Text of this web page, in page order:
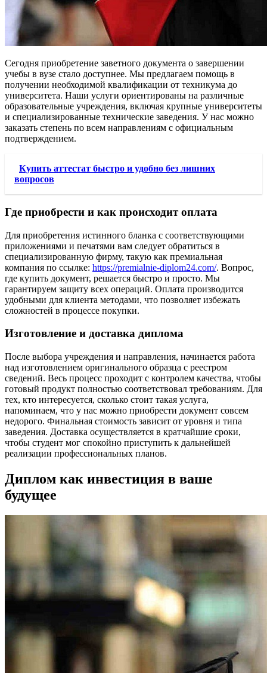
Сегодня приобретение заветного документа о завершении
учебы в вузе стало доступнее. Мы предлагаем помощь в
получении необходимой квалификации от техникума до
университета. Наши услуги ориентированы на различные
образовательные учреждения, включая крупные университеты
и специализированные технические заведения. У нас можно
заказать степень по всем направлениям с официальным
подтверждением.
Купить аттестат быстро и удобно без лишних
вопросов
Где приобрести и как происходит оплата
Для приобретения истинного бланка с соответствующими
приложениями и печатями вам следует обратиться в
специализированную фирму, такую как премиальная
компания по ссылке: https://premialnie-diplom24.com/. Вопрос,
где купить документ, решается быстро и просто. Мы
гарантируем защиту всех операций. Оплата производится
удобными для клиента методами, что позволяет избежать
сложностей в процессе покупки.
Изготовление и доставка диплома
После выбора учреждения и направления, начинается работа
над изготовлением оригинального образца с реестром
сведений. Весь процесс проходит с контролем качества, чтобы
готовый продукт полностью соответствовал требованиям. Для
тех, кто интересуется, сколько стоит такая услуга,
напоминаем, что у нас можно приобрести документ совсем
недорого. Финальная стоимость зависит от уровня и типа
заведения. Доставка осуществляется в кратчайшие сроки,
чтобы студент мог спокойно приступить к дальнейшей
реализации профессиональных планов.
Диплом как инвестиция в ваше
будущее